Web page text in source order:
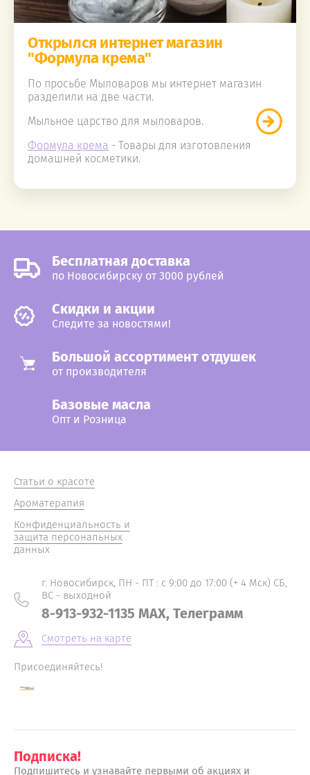
Открылся интернет магазин
"Формула крема"
По просьбе Мыловаров мы интернет магазин
разделили на две части.
Мыльное царство для мыловаров.
Формула крема - Товары для изготовления
домашней косметики.
Бесплатная доставка
по Новосибирску от 3000 рублей
Cкидки и акции
Следите за новостями!
Большой ассортимент отдушек
от производителя
Базовые масла
Опт и Розница
Статьи о красоте
Ароматерапия
Конфиденциальность и
защита персональных
данных
г. Новосибирск, ПН - ПТ : с 9:00 до 17:00 (+ 4 Мск) СБ,
ВС - выходной
8-913-932-1135 MAX, Телеграмм
Смотреть на карте
Присоединяйтесь!
Подписка!
Подпишитесь и узнавайте первыми об акциях и